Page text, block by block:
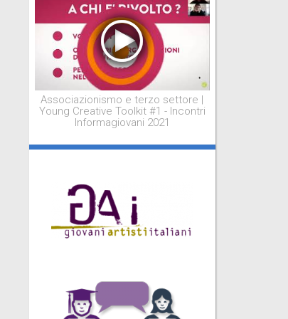
Associazionismo e terzo settore |
Young Creative Toolkit #1 - Incontri
Informagiovani 2021